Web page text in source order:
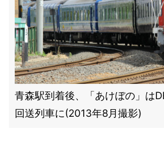
青森駅到着後、「あけぼの」は
回送列車に(2013年8月撮影)